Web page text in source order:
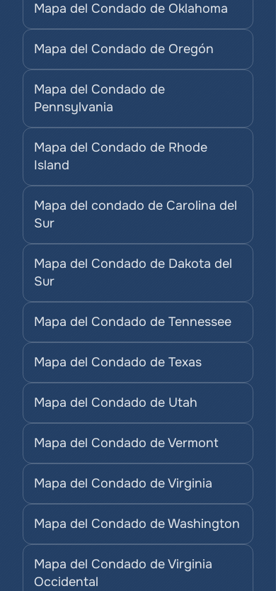
Mapa del Condado de Oklahoma
Mapa del Condado de Oregón
Mapa del Condado de
Pennsylvania
Mapa del Condado de Rhode
Island
Mapa del condado de Carolina del
Sur
Mapa del Condado de Dakota del
Sur
Mapa del Condado de Tennessee
Mapa del Condado de Texas
Mapa del Condado de Utah
Mapa del Condado de Vermont
Mapa del Condado de Virginia
Mapa del Condado de Washington
Mapa del Condado de Virginia
Occidental